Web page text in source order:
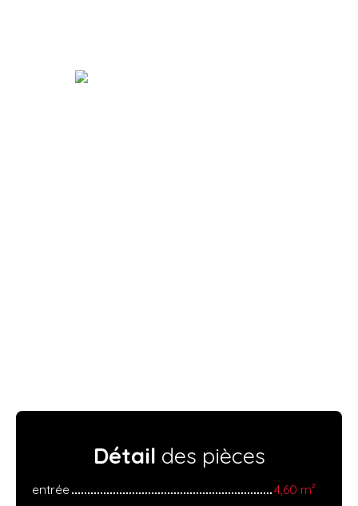
Détail des pièces
entrée
4,60 m²